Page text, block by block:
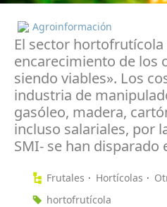
Agroinformación
El sector
encarecimiento de los
siendo viables». Los
industria de
gasóleo, madera,
incluso salariales, por
SMI- se han disparado
Frutales Hortícolas
hortofrutícola